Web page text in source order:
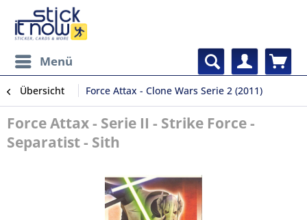
Menü
Übersicht Force Attax - Clone Wars Serie 2 (2011)
Force Attax - Serie II - Strike Force -
Separatist - Sith